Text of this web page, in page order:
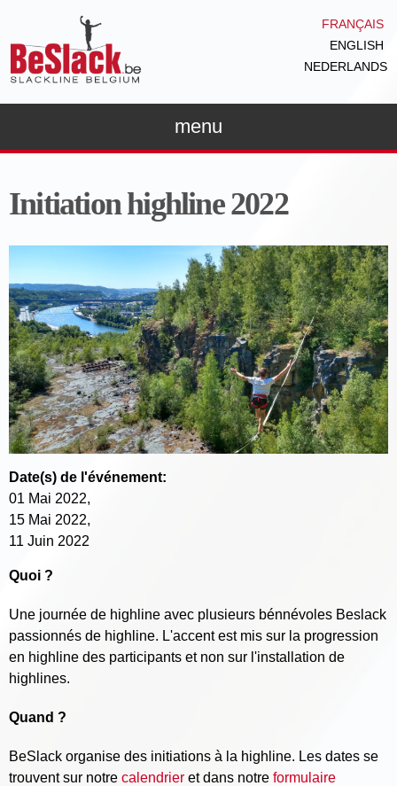
FRANÇAIS
ENGLISH
NEDERLANDS
menu
Initiation highline 2022
Date(s) de l'événement:
01 Mai 2022,
15 Mai 2022,
11 Juin 2022
Quoi ?
Une journée de highline avec plusieurs bénnévoles Beslack
passionnés de highline. L'accent est mis sur la progression
en highline des participants et non sur l'installation de
highlines.
Quand ?
BeSlack organise des initiations à la highline. Les dates se
trouvent sur notre calendrier et dans notre formulaire